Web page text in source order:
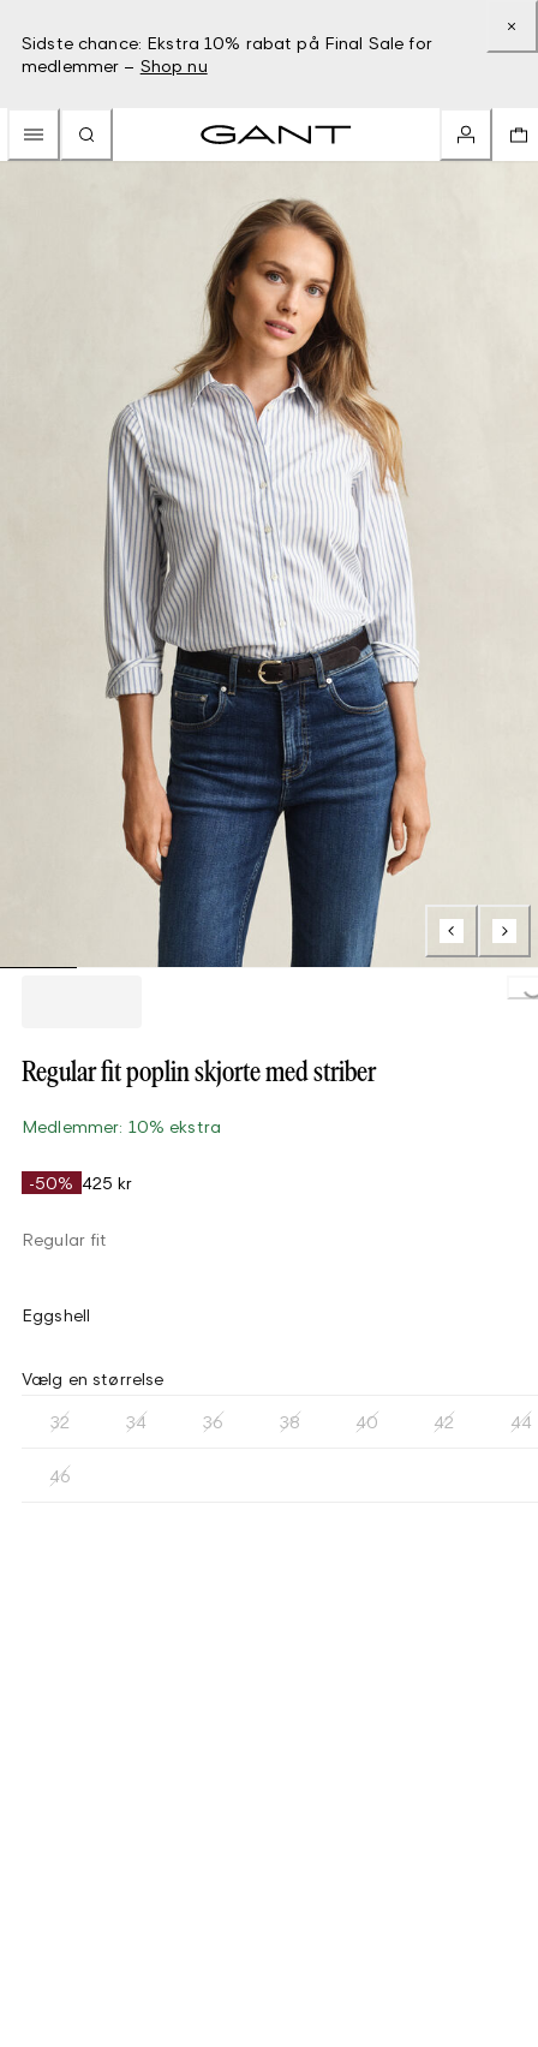
Sidste chance: Ekstra 10% rabat på Final Sale for
medlemmer – Shop nu
Loading...
Regular fit poplin skjorte med striber
Medlemmer: 10% ekstra
-50% 425 kr
Regular fit
Eggshell
Vælg en størrelse
32 34 36 38 40 42 44
46